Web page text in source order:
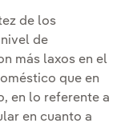
de los
de
más laxos en el
que en
en lo referente a
en cuanto a